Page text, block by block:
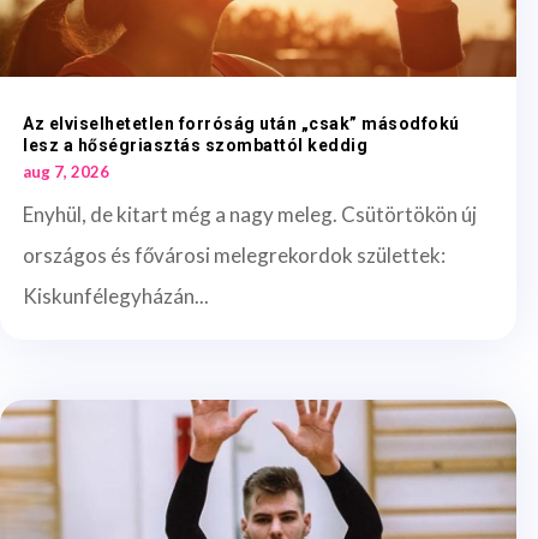
Az elviselhetetlen forróság után „csak” másodfokú
lesz a hőségriasztás szombattól keddig
aug 7, 2026
Enyhül, de kitart még a nagy meleg. Csütörtökön új
országos és fővárosi melegrekordok születtek:
Kiskunfélegyházán...